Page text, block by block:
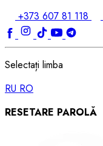
+373 607 81 118
Selectați limba
RU RO
RESETARE PAROLĂ